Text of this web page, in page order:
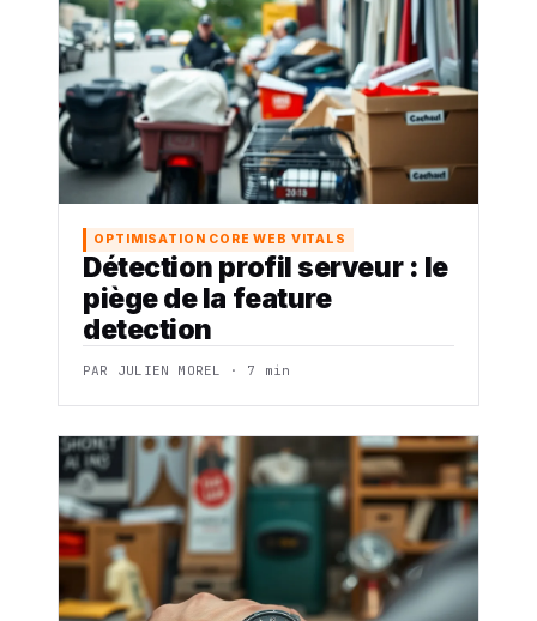
OPTIMISATION CORE WEB VITALS
Détection profil serveur : le
piège de la feature
detection
PAR JULIEN MOREL · 7 min